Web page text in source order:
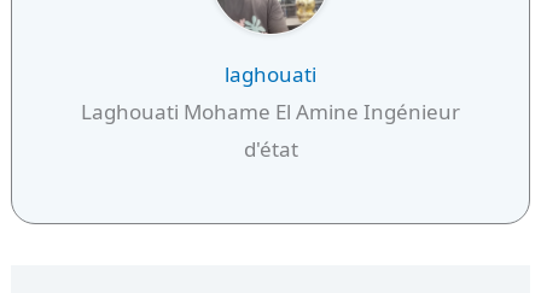
laghouati
Laghouati Mohame El Amine Ingénieur
d'état